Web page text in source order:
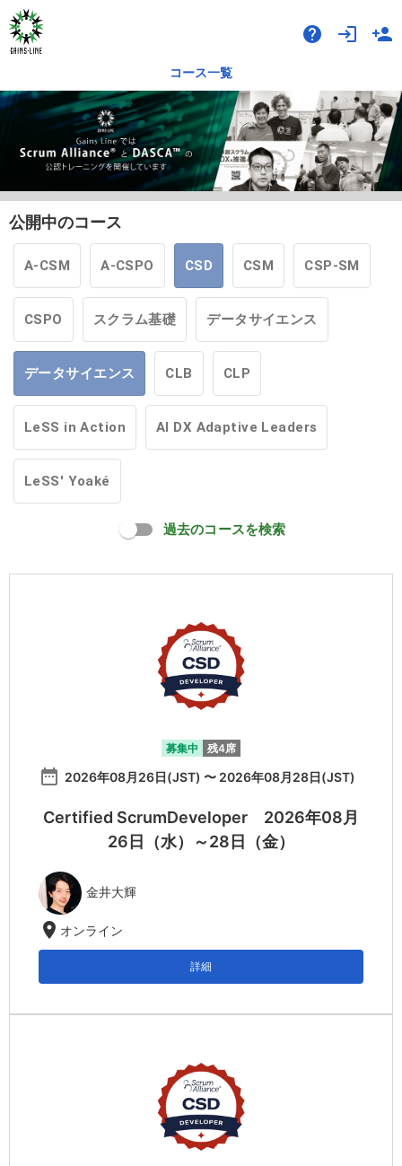
help login person_add
コース一覧
公開中のコース
A-CSM A-CSPO CSD CSM CSP-SM
CSPO スクラム基礎 データサイエンス
データサイエンス CLB CLP
LeSS in Action AI DX Adaptive Leaders
LeSS' Yoaké
過去のコースを検索
募集中 残4席
date_range 2026年08月26日(JST) 〜 2026年08月28日(JST)
Certified ScrumDeveloper 2026年08月
26日（水）～28日（金）
金井大輝
location_on オンライン
詳細